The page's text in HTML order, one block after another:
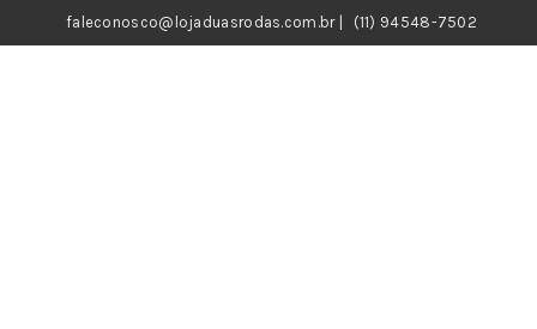
faleconosco@lojaduasrodas.com.br| (11) 94548-7502